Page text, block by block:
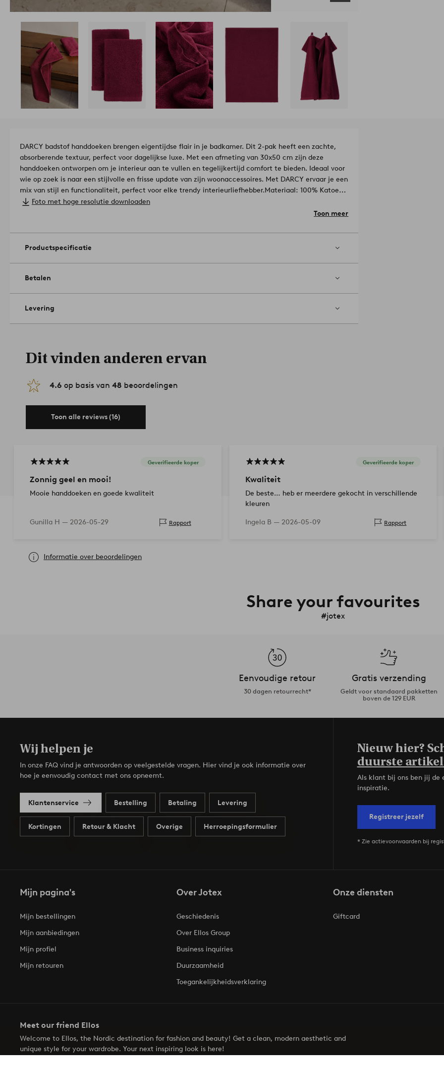
DARCY badstof handdoeken brengen eigentijdse flair in je badkamer. Dit 2-pak heeft een zachte,
absorberende textuur, perfect voor dagelijkse luxe. Met een afmeting van 30x50 cm zijn deze
handdoeken ontworpen om je interieur aan te vullen en tegelijkertijd comfort te bieden. Ideaal voor
wie op zoek is naar een stijlvolle en frisse update van zijn woonaccessoires. Met DARCY ervaar je een
mix van stijl en functionaliteit, perfect voor elke trendy interieurliefhebber.
Materiaal: 100% Katoen.
Breedte: 30 cm.
Gramsgewicht: 450 g/m².
Aantal pakketten: 1.Laag machinaal drogen. Strijkijzer op hoge temperatuur. Hoogste temp. 200°C.
Foto met hoge resolutie downloaden
Toon meer
Productspecificatie
Betalen
Levering
Dit vinden anderen ervan
4.6 op basis van 48 beoordelingen
Toon alle reviews (16)
Geverifieerde koper
Zonnig geel en mooi!
Mooie handdoeken en goede kwaliteit
Gunilla H — 2026-05-29 Rapport
Geverifieerde koper
Kwaliteit
De beste… heb er meerdere gekocht in verschillende
kleuren
Ingela B — 2026-05-09 Rapport
Informatie over beoordelingen
Share your favourites
#jotex
Eenvoudige retour
30 dagen retourrecht*
Gratis verzending
Geldt voor standaard pakketten
boven de 129 EUR
Wij helpen je
In onze FAQ vind je antwoorden op veelgestelde vragen. Hier vind je ook informatie over
hoe je eenvoudig contact met ons opneemt.
Klantenservice Bestelling Betaling Levering
Kortingen Retour & Klacht Overige Herroepingsformulier
Nieuw hier?
duurste
Als klant bij ons ben jij de
inspiratie.
Registreer jezelf
* Zie actievoorwaarden bij
Mijn pagina's
Mijn bestellingen
Mijn aanbiedingen
Mijn profiel
Mijn retouren
Over Jotex
Geschiedenis
Over Ellos Group
Business inquiries
Duurzaamheid
Toegankelijkheidsverklaring
Onze diensten
Giftcard
Meet our friend Ellos
Welcome to Ellos, the Nordic destination for fashion and beauty! Get a clean, modern aesthetic and
unique style for your wardrobe. Your next inspiring look is here!